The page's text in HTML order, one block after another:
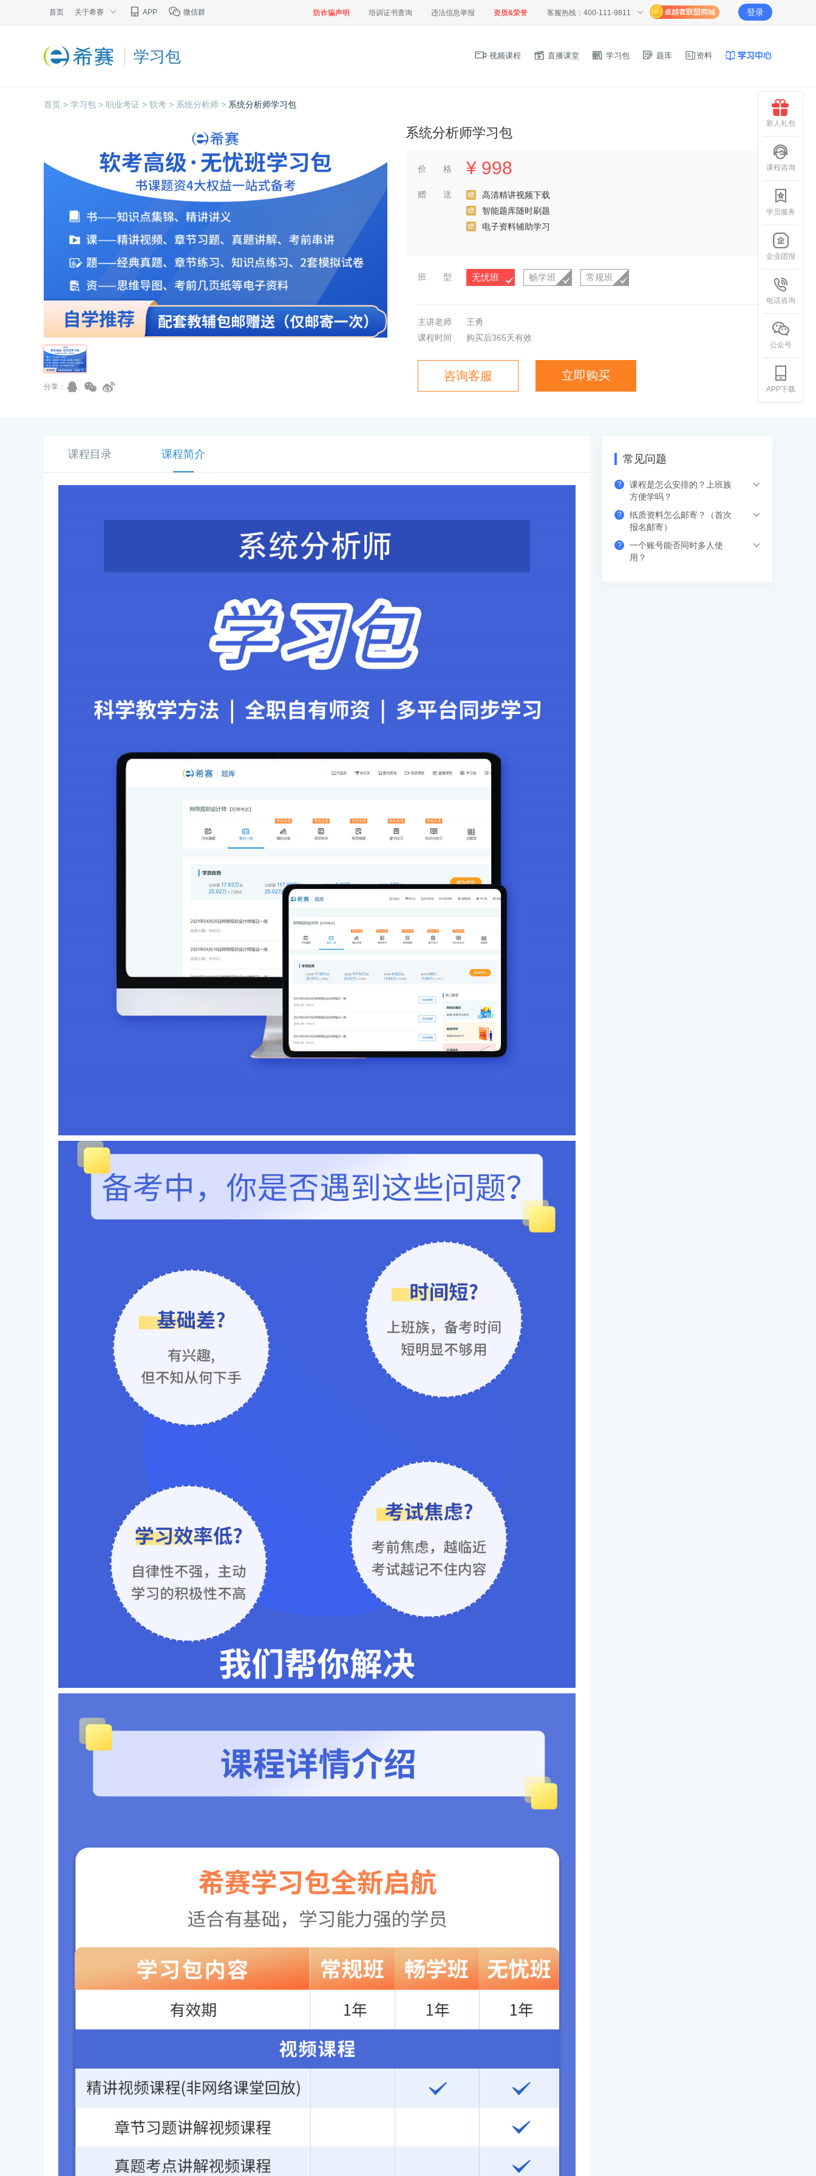
首页 关于希赛 APP 微信群 防诈骗声明 培训证书查询 违法信息举报 资质&荣誉 客服热线：400-111-9811 登录
学习包 视频课程 直播课堂 学习包 题库 资料
首页 > 学习包 > 职业考证 > 软考 > 系统分析师 > 系统分析师学习包
分享：
系统分析师学习包
价 格 ¥ 998
赠 送 赠 高清精讲视频下载
赠 智能题库随时刷题
赠 电子资料辅助学习
班 型 无忧班 畅学班 常规班
主讲老师
王勇
课程时间
购买后365天有效
咨询客服 立即购买
课程目录 课程简介 常见问题
?
课程是怎么安排的？上班族
方便学吗？
希赛的直播课程都是安排在工作日的晚上
果错过网络课，也可以看回放，可反复进
?
纸质资料怎么邮寄？（首次
报名邮寄）
支付成功后请填写收货地址信息，资料/图
?
一个账号能否同时多人使
用？
新人礼包
课程咨询
学员服务
企业团报
电话咨询
公众号
APP下载